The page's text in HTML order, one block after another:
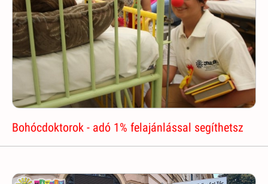
Bohócdoktorok - adó 1% felajánlással segíthetsz